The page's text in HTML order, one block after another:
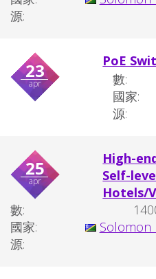
源:
23
apr
PoE
數:
國家:
源:
25
apr
High-
Self-
Hotels/
數:
國家:
Solomon
源: